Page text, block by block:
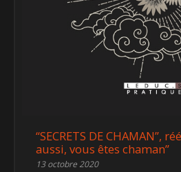
“SECRETS DE CHAMAN”,
aussi, vous êtes chaman”
13 octobre 2020